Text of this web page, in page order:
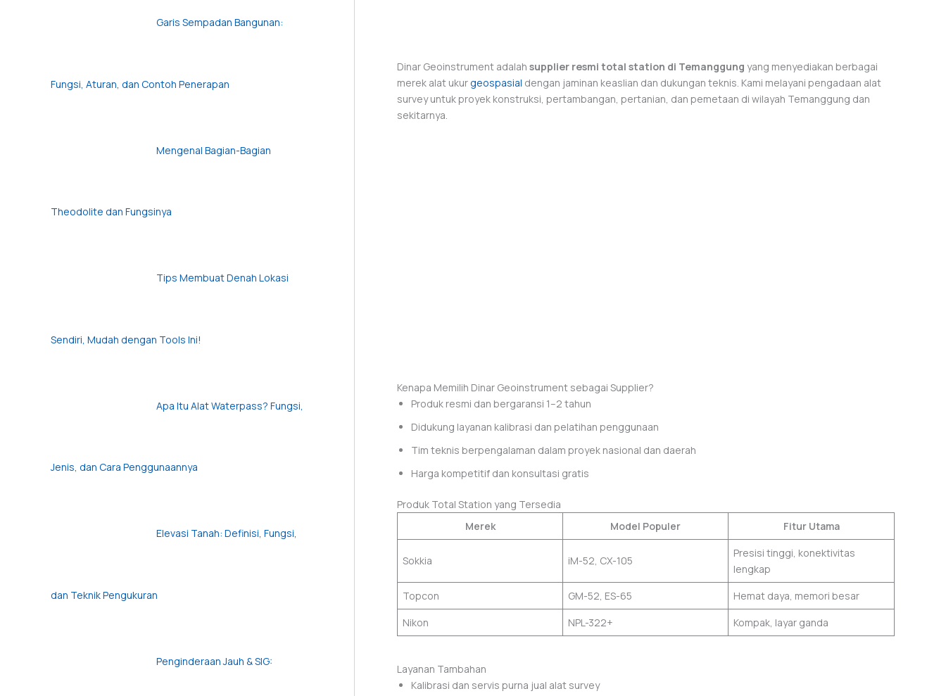
Garis Sempadan Bangunan:
Fungsi, Aturan, dan Contoh Penerapan
Mengenal Bagian-Bagian
Theodolite dan Fungsinya
Tips Membuat Denah Lokasi
Sendiri, Mudah dengan Tools Ini!
Apa Itu Alat Waterpass? Fungsi,
Jenis, dan Cara Penggunaannya
Elevasi Tanah: Definisi, Fungsi,
dan Teknik Pengukuran
Penginderaan Jauh & SIG:
Dinar Geoinstrument adalah supplier resmi total station di Temanggung yang menyediakan berbagai
merek alat ukurgeospasial dengan jaminan keaslian dan dukungan teknis. Kami melayani pengadaan alat
survey untuk proyek konstruksi, pertambangan, pertanian, dan pemetaan di wilayah Temanggung dan
sekitarnya.
Kenapa Memilih Dinar Geoinstrument sebagai Supplier?
Produk resmi dan bergaransi 1–2 tahun
Didukung layanan kalibrasi dan pelatihan penggunaan
Tim teknis berpengalaman dalam proyek nasional dan daerah
Harga kompetitif dan konsultasi gratis
Produk Total Station yang Tersedia
Merek
Model Populer Fitur Utama
Sokkia iM-52, CX-105
Presisi tinggi, konektivitas
lengkap
Topcon
GM-52, ES-65
Hemat daya, memori besar
Nikon
NPL-322+ Kompak, layar ganda
Layanan Tambahan
Kalibrasi dan servis purna jual alat survey